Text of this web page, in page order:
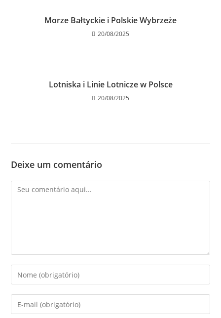
Morze Bałtyckie i Polskie Wybrzeże
20/08/2025
Lotniska i Linie Lotnicze w Polsce
20/08/2025
Deixe um comentário